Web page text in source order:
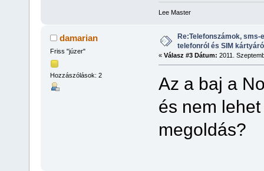
Lee Master
damarian
Friss "júzer"
Hozzászólások: 2
Re:Telefonszámok,
telefonról és SIM
« Válasz #3 Dátum: 2011.
Az a baj a
és nem
megoldás?